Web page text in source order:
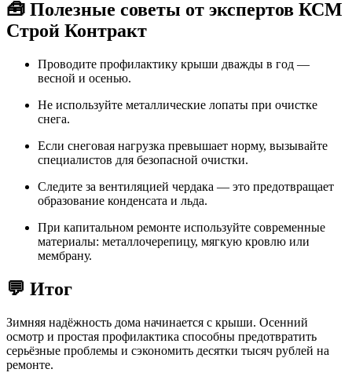
🧰 Полезные советы от экспертов КСМ
Строй Контракт
Проводите профилактику крыши дважды в год —
весной и осенью.
Не используйте металлические лопаты при очистке
снега.
Если снеговая нагрузка превышает норму, вызывайте
специалистов для безопасной очистки.
Следите за вентиляцией чердака — это предотвращает
образование конденсата и льда.
При капитальном ремонте используйте современные
материалы: металлочерепицу, мягкую кровлю или
мембрану.
💬 Итог
Зимняя надёжность дома начинается с крыши. Осенний
осмотр и простая профилактика способны предотвратить
серьёзные проблемы и сэкономить десятки тысяч рублей на
ремонте.